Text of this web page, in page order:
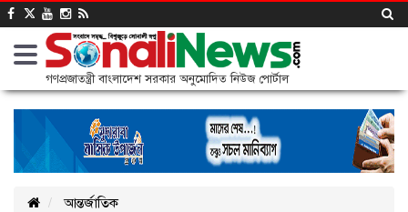
গণপ্রজাতন্ত্রী বাংলাদেশ সরকার অনুমোদিত নিউজ পোর্টাল
আন্তর্জাতিক